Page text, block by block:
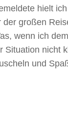
hielt
großen
wenn ich
Situation nicht
und